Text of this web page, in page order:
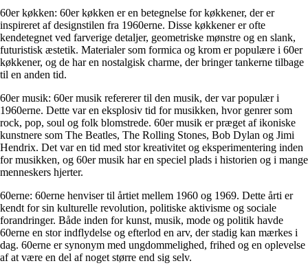
60er køkken: 60er køkken er en betegnelse for køkkener, der er
inspireret af designstilen fra 1960erne. Disse køkkener er ofte
kendetegnet ved farverige detaljer, geometriske mønstre og en slank,
futuristisk æstetik. Materialer som formica og krom er populære i 60er
køkkener, og de har en nostalgisk charme, der bringer tankerne tilbage
til en anden tid.
60er musik: 60er musik refererer til den musik, der var populær i
1960erne. Dette var en eksplosiv tid for musikken, hvor genrer som
rock, pop, soul og folk blomstrede. 60er musik er præget af ikoniske
kunstnere som The Beatles, The Rolling Stones, Bob Dylan og Jimi
Hendrix. Det var en tid med stor kreativitet og eksperimentering inden
for musikken, og 60er musik har en speciel plads i historien og i mange
menneskers hjerter.
60erne: 60erne henviser til årtiet mellem 1960 og 1969. Dette årti er
kendt for sin kulturelle revolution, politiske aktivisme og sociale
forandringer. Både inden for kunst, musik, mode og politik havde
60erne en stor indflydelse og efterlod en arv, der stadig kan mærkes i
dag. 60erne er synonym med ungdommelighed, frihed og en oplevelse
af at være en del af noget større end sig selv.